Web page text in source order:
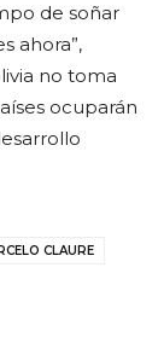
de soñar
ahora”,
no toma
ocuparán
CLAURE